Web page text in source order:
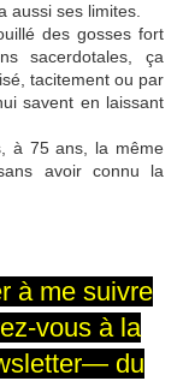
aussi ses limites.
des gosses fort
sacerdotales, ça
tacitement ou par
savent en laissant
à 75 ans, la même
avoir connu la
à me suivre
vous à la
du